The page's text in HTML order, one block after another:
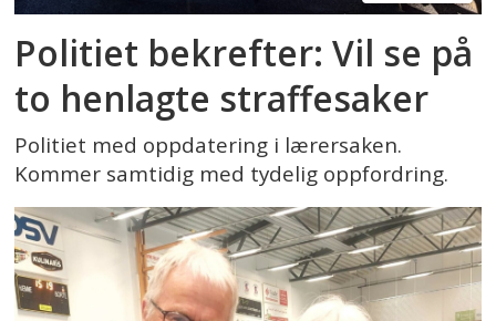
Politiet bekrefter: Vil se på
to henlagte straffesaker
Politiet med oppdatering i lærersaken.
Kommer samtidig med tydelig oppfordring.